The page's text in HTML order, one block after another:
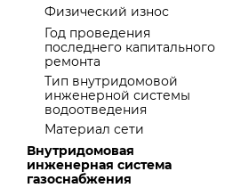
Физический износ
Год проведения
последнего капитального
ремонта
Тип внутридомовой
инженерной системы
водоотведения
Материал сети
Внутридомовая
инженерная система
газоснабжения